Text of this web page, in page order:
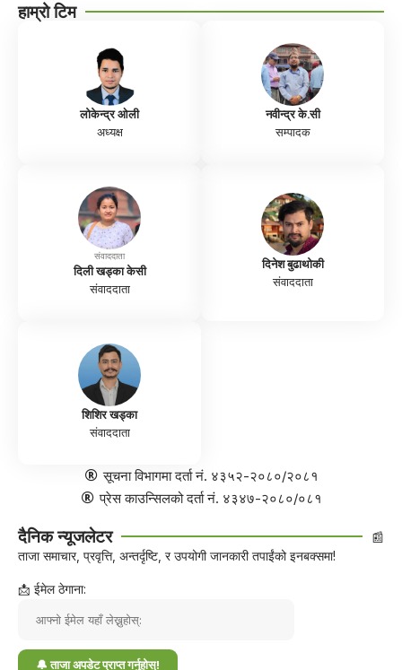
हाम्रो टिम
लोकेन्द्र ओली
अध्यक्ष
नवीन्द्र के.सी
सम्पादक
संवाददाता
दिली खड्का केसी
संवाददाता
दिनेश बुढाथोकी
संवाददाता
शिशिर खड्का
संवाददाता
सूचना विभागमा दर्ता नं. ४३५२-२०८०/२०८१
प्रेस काउन्सिलको दर्ता नं. ४३४७-२०८०/०८१
दैनिक न्यूजलेटर 📰
ताजा समाचार, प्रवृत्ति, अन्तर्दृष्टि, र उपयोगी जानकारी तपाईंको इनबक्समा!
📩 ईमेल ठेगाना: